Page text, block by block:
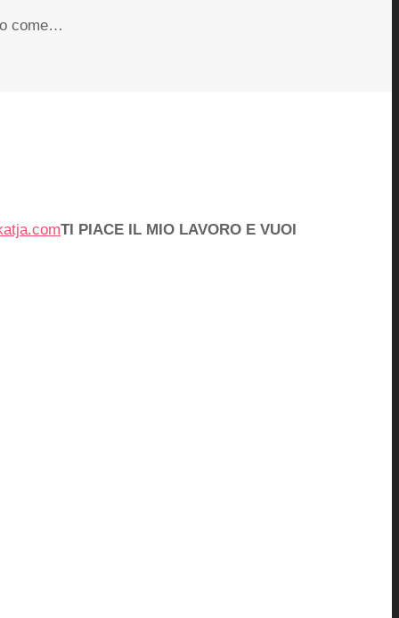
come…
TI PIACE IL MIO LAVORO E VUOI